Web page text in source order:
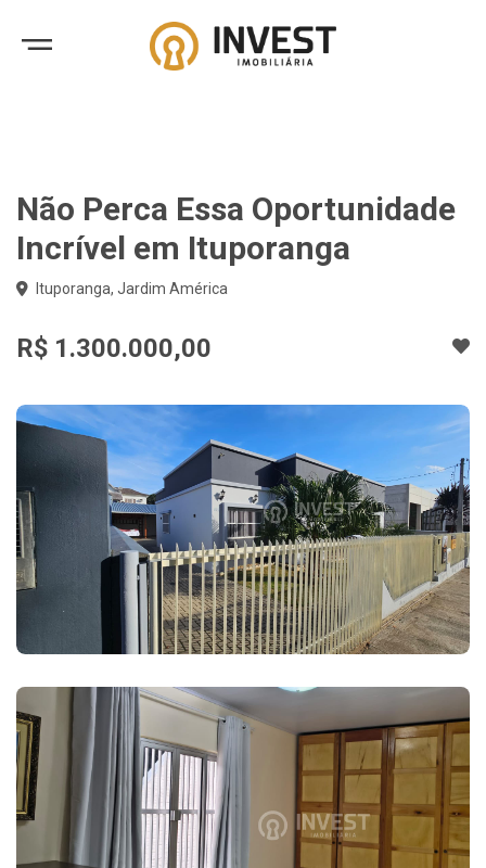
Não Perca Essa Oportunidade
Incrível em Ituporanga
Ituporanga, Jardim América
R$ 1.300.000,00